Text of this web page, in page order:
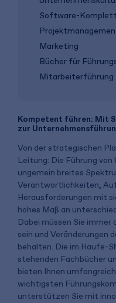
Software-
Marketing
Bücher für
Mitarbeiterführung
Kompetent führen: Mit
zur
Von der strategischen
Leitung: Die Führung
ungemein breites
Verantwortlichkeiten,
Herausforderungen mit
hohes Maß an
Dabei müssen Sie
sein und Veränderungen
behalten. Die im Haufe-
stehenden Fachbücher
bieten Ihnen
wichtigsten
unterstützen Sie mit